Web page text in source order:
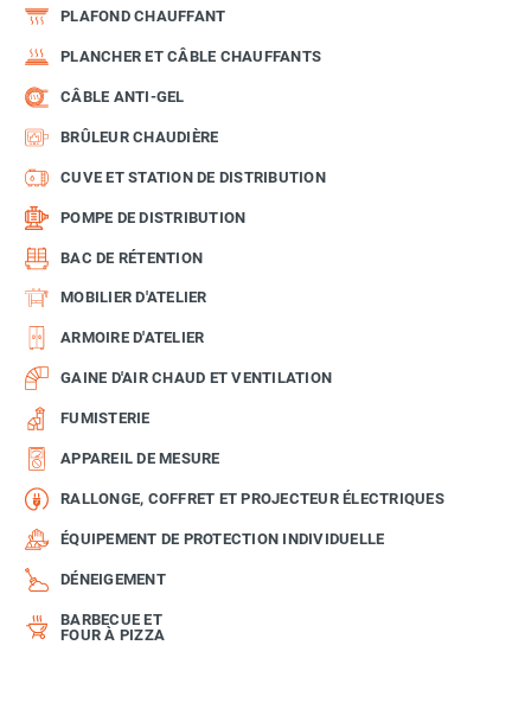
PLAFOND CHAUFFANT
PLANCHER ET CÂBLE CHAUFFANTS
CÂBLE ANTI-GEL
BRÛLEUR CHAUDIÈRE
CUVE ET STATION DE DISTRIBUTION
POMPE DE DISTRIBUTION
BAC DE RÉTENTION
MOBILIER D'ATELIER
ARMOIRE D'ATELIER
GAINE D'AIR CHAUD ET VENTILATION
FUMISTERIE
APPAREIL DE MESURE
RALLONGE, COFFRET ET PROJECTEUR ÉLECTRIQUES
ÉQUIPEMENT DE PROTECTION INDIVIDUELLE
DÉNEIGEMENT
BARBECUE ET
FOUR À PIZZA